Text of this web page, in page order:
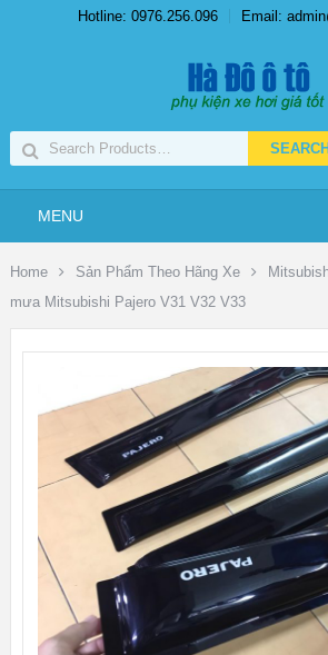
Hotline: 0976.256.096 Email:
MENU
Home Sản Phẩm Theo Hãng Xe
mưa Mitsubishi Pajero V31 V32 V33